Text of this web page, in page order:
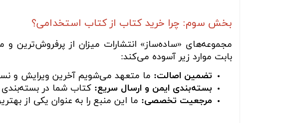
بخش سوم: چرا خرید کتاب از کتاب استخدامی؟
مجموعه‌های «ساده‌ساز» انتشارات میزان از پرفروش‌ترین و
بابت موارد زیر آسوده می‌کند:
تضمین اصالت: ما متعهد می‌شویم آخرین ویرایش و
بسته‌بندی ایمن و ارسال سریع: کتاب شما در
مرجعیت تخصصی: ما این منبع را به عنوان یکی از